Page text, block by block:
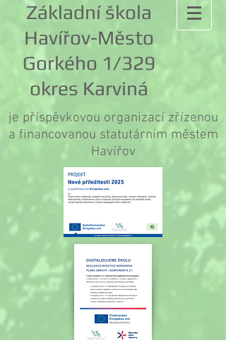
Základní škola
Havířov-Město
Gorkého 1/329
okres Karviná
je příspěvkovou organizací zřízenou
a financovanou statutárním městem
Havířov